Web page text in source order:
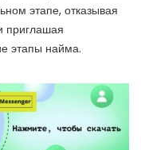
этапе, отказывая
приглашая
этапы найма.